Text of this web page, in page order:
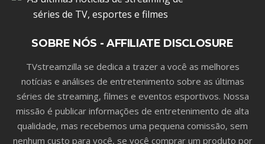
SOBRE NÓS - AFFILIATE DISCLOSURE
TVstreamzilla se dedica a trazer a você as melhores
notícias e análises de entretenimento sobre as últimas
séries de streaming, filmes e eventos esportivos. Nossa
missão é publicar informações de entretenimento de alta
qualidade, mas recebemos uma pequena comissão, sem
nenhum custo para você, se você comprar um produto por